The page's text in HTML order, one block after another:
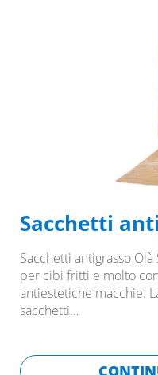
Sacchetti
Sacchetti antigrasso
per cibi fritti e molto
antiestetiche macchie.
sacchetti…